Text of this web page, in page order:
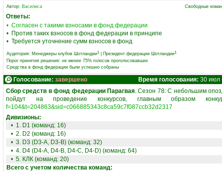
Автор: Василиса Свободные
Ответы:
• Согласен с такими взносами в фонд федерации
• Против таких взносов в фонд федерации в принципе
• Требуется уточнение сумм взносов в фонд
Аудитория: Менеджеры клубов Шотландии1 Президент федерации Шотландии1
Порог принятия решения: не менее 75% голосов проголосовавших
Средства в фонд федерации были успешно собраны
Голосование: завершено Время голосования: 30 июл
Сбор средств в фонд федерации Парагвая. Сезон 78: С небольшим
пойдут на проведение конкурсов, главным образом
f=104&t=204863&sid=c066885343c8ca59c7f087ccb32d2317
Дивизионы:
• 1. D1 (команд: 16)
• 2. D2 (команд: 16)
• 3. D3 (D3-A, D3-B) (команд: 32)
• 4. D4 (D4-A, D4-B, D4-C, D4-D) (команд: 64)
• 5. КЛК (команд: 20)
Всего с учетом количества команд: